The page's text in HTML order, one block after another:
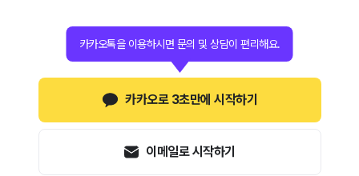
카카오로 3초만에 시작하기
카카오톡을 이용하시면 문의 및 상담이 편리해요.
이메일로 시작하기